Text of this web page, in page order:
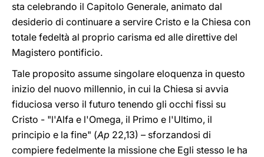
sta celebrando il Capitolo Generale, animato dal
desiderio di continuare a servire Cristo e la Chiesa con
totale fedeltà al proprio carisma ed alle direttive del
Magistero pontificio.
Tale proposito assume singolare eloquenza in questo
inizio del nuovo millennio, in cui la Chiesa si avvia
fiduciosa verso il futuro tenendo gli occhi fissi su
Cristo - "l'Alfa e l'Omega, il Primo e l'Ultimo, il
principio e la fine" (Ap 22,13) – sforzandosi di
compiere fedelmente la missione che Egli stesso le ha